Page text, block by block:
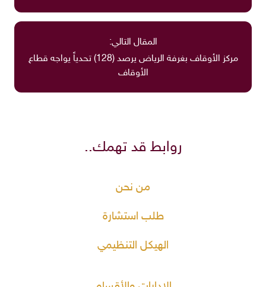
المقال التالي:
مركز الأوقاف بغرفة الرياض يرصد (128) تحدياً يواجه قطاع
الأوقاف
روابط قد تهمك..
من نحن
طلب استشارة
الهيكل التنظيمي